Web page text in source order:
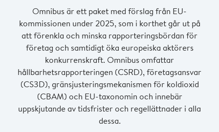
Omnibus är ett paket med förslag från EU-
kommissionen under 2025, som i korthet går ut på
att förenkla och minska rapporteringsbördan för
företag och samtidigt öka europeiska aktörers
konkurrenskraft. Omnibus omfattar
hållbarhetsrapporteringen (CSRD), företagsansvar
(CS3D), gränsjusteringsmekanismen för koldioxid
(CBAM) och EU-taxonomin och innebär
uppskjutande av tidsfrister och regellättnader i alla
dessa.